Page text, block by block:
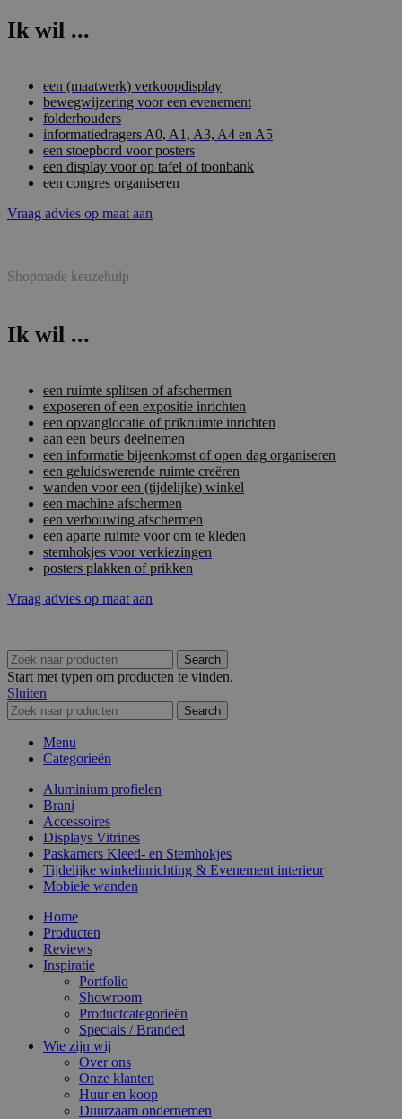
Ik wil ...
een (maatwerk) verkoopdisplay
bewegwijzering voor een evenement
folderhouders
informatiedragers A0, A1, A3, A4 en A5
een stoepbord voor posters
een display voor op tafel of toonbank
een congres organiseren
Vraag advies op maat aan
Shopmade keuzehulp
Ik wil ...
een ruimte splitsen of afschermen
exposeren of een expositie inrichten
een opvanglocatie of prikruimte inrichten
aan een beurs deelnemen
een informatie bijeenkomst of open dag organiseren
een geluidswerende ruimte creëren
wanden voor een (tijdelijke) winkel
een machine afschermen
een verbouwing afschermen
een aparte ruimte voor om te kleden
stemhokjes voor verkiezingen
posters plakken of prikken
Vraag advies op maat aan
Search
Start met typen om producten te vinden.
Sluiten
Search
Menu
Categorieën
Aluminium profielen
Brani
Accessoires
Displays Vitrines
Paskamers Kleed- en Stemhokjes
Tijdelijke winkelinrichting & Evenement interieur
Mobiele wanden
Home
Producten
Reviews
Inspiratie
Portfolio
Showroom
Productcategorieën
Specials / Branded
Wie zijn wij
Over ons
Onze klanten
Huur en koop
Duurzaam ondernemen